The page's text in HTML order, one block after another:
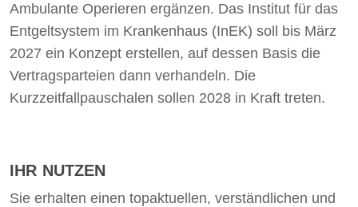
Ambulante Operieren ergänzen. Das Institut für das
Entgeltsystem im Krankenhaus (InEK) soll bis März
2027 ein Konzept erstellen, auf dessen Basis die
Vertragsparteien dann verhandeln. Die
Kurzzeitfallpauschalen sollen 2028 in Kraft treten.
IHR NUTZEN
Sie erhalten einen topaktuellen, verständlichen und